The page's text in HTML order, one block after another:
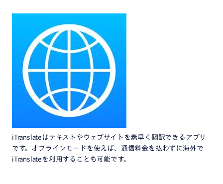
iTranslateはテキストやウェブサイトを素早く翻訳できるアプリ
です。オフラインモードを使えば、通信料金を払わずに海外で
iTranslateを利用することも可能です。